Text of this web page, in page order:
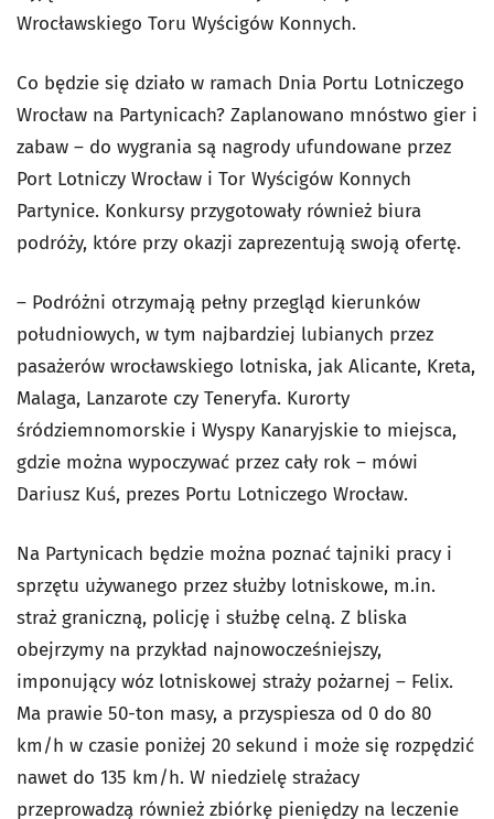
Wrocławskiego Toru Wyścigów Konnych.
Co będzie się działo w ramach Dnia Portu Lotniczego
Wrocław na Partynicach? Zaplanowano mnóstwo gier i
zabaw – do wygrania są nagrody ufundowane przez
Port Lotniczy Wrocław i Tor Wyścigów Konnych
Partynice. Konkursy przygotowały również biura
podróży, które przy okazji zaprezentują swoją ofertę.
– Podróżni otrzymają pełny przegląd kierunków
południowych, w tym najbardziej lubianych przez
pasażerów wrocławskiego lotniska, jak Alicante, Kreta,
Malaga, Lanzarote czy Teneryfa. Kurorty
śródziemnomorskie i Wyspy Kanaryjskie to miejsca,
gdzie można wypoczywać przez cały rok – mówi
Dariusz Kuś, prezes Portu Lotniczego Wrocław.
Na Partynicach będzie można poznać tajniki pracy i
sprzętu używanego przez służby lotniskowe, m.in.
straż graniczną, policję i służbę celną. Z bliska
obejrzymy na przykład najnowocześniejszy,
imponujący wóz lotniskowej straży pożarnej – Felix.
Ma prawie 50-ton masy, a przyspiesza od 0 do 80
km/h w czasie poniżej 20 sekund i może się rozpędzić
nawet do 135 km/h. W niedzielę strażacy
przeprowadzą również zbiórkę pieniędzy na leczenie